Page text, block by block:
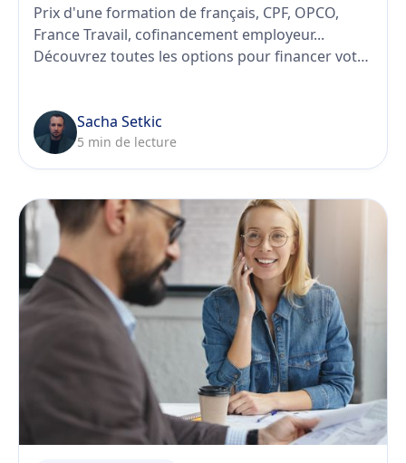
Prix d'une formation de français, CPF, OPCO,
France Travail, cofinancement employeur...
Découvrez toutes les options pour financer votre
Sacha Setkic
5 min de lecture